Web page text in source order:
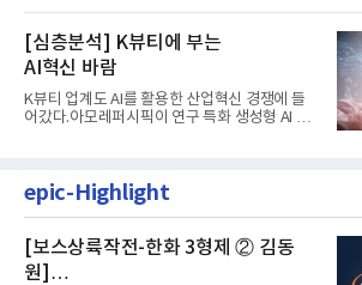
[심층분석] K뷰티에 부는
AI혁신 바람
K뷰티 업계도 AI를 활용한 산업혁신 경쟁에 들
어갔다.아모레퍼시픽이 연구 특화 생성형 AI 플
epic-Highlight
[보스상륙작전-한화 3형제 ② 김동
원]